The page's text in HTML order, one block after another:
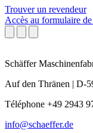
Trouver un revendeur
Accès au formulaire
Schäffer
Auf den Thränen | D-
Téléphone +49 2943
info@schaeffer.de